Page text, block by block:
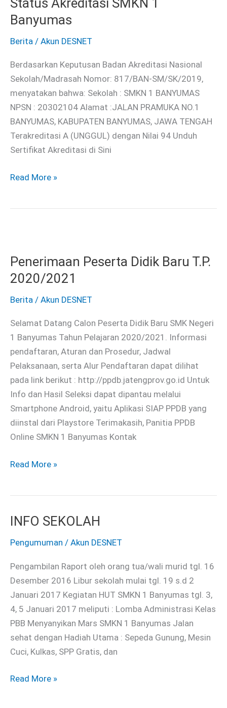
Banyumas
Berita / Akun DESNET
Berdasarkan Keputusan Badan Akreditasi Nasional
Sekolah/Madrasah Nomor: 817/BAN-SM/SK/2019,
menyatakan bahwa: Sekolah : SMKN 1 BANYUMAS
NPSN : 20302104 Alamat :JALAN PRAMUKA NO.1
BANYUMAS, KABUPATEN BANYUMAS, JAWA TENGAH
Terakreditasi A (UNGGUL) dengan Nilai 94 Unduh
Sertifikat Akreditasi di Sini
SMKN
1
Read More »
Penerimaan Peserta Didik Baru T.P.
2020/2021
Berita / Akun DESNET
Selamat Datang Calon Peserta Didik Baru SMK Negeri
1 Banyumas Tahun Pelajaran 2020/2021. Informasi
pendaftaran, Aturan dan Prosedur, Jadwal
Pelaksanaan, serta Alur Pendaftaran dapat dilihat
pada link berikut : http://ppdb.jatengprov.go.id Untuk
Info dan Hasil Seleksi dapat dipantau melalui
Smartphone Android, yaitu Aplikasi SIAP PPDB yang
diinstal dari Playstore Terimakasih, Panitia PPDB
Online SMKN 1 Banyumas Kontak
Didik
Baru
2020/2021
Read More »
INFO SEKOLAH
Pengumuman / Akun DESNET
Pengambilan Raport oleh orang tua/wali murid tgl. 16
Desember 2016 Libur sekolah mulai tgl. 19 s.d 2
Januari 2017 Kegiatan HUT SMKN 1 Banyumas tgl. 3,
4, 5 Januari 2017 meliputi : Lomba Administrasi Kelas
PBB Menyanyikan Mars SMKN 1 Banyumas Jalan
sehat dengan Hadiah Utama : Sepeda Gunung, Mesin
Cuci, Kulkas, SPP Gratis, dan
INFO
Read More »